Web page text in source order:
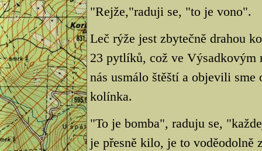
"Rejže,"raduji se, "to je vono".
Leč rýže jest zbytečně drahou
23 pytlíků, což ve Výsadkovým
nás usmálo štěští a objevili
kolínka.
"To je bomba", raduju se,
je přesně kilo, je to voděodolně